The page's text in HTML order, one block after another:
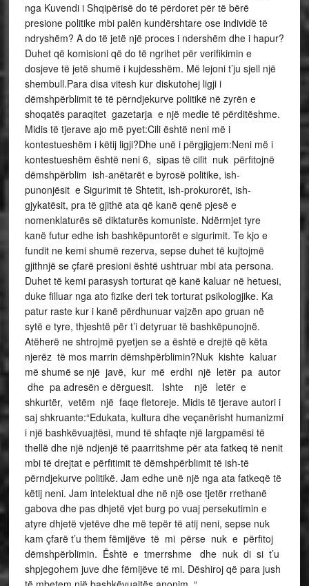
nga Kuvendi i Shqipërisë do të përdoret për të bërë
presione politike mbi palën kundërshtare ose individë të
ndryshëm? A do të jetë një proces i ndershëm dhe i hapur?
Duhet që komisioni që do të ngrihet për verifikimin e
dosjeve të jetë shumë i kujdesshëm. Më lejoni t’ju sjell një
shembull.Para disa vitesh kur diskutohej ligji i
dëmshpërblimit të të përndjekurve politikë në zyrën e
shoqatës paraqitet gazetarja e një medie të përditëshme.
Midis të tjerave ajo më pyet:Cili është neni më i
kontestueshëm i këtij ligji?Dhe unë i përgjigjem:Neni më i
kontestueshëm është neni 6, sipas të cilit nuk përfitojnë
dëmshpërblim ish-anëtarët e byrosë politike, ish-
punonjësit e Sigurimit të Shtetit, ish-prokurorët, ish-
gjykatësit, pra të gjithë ata që kanë qenë pjesë e
nomenklaturës së diktaturës komuniste. Ndërmjet tyre
kanë futur edhe ish bashkëpuntorët e sigurimit. Te kjo e
fundit ne kemi shumë rezerva, sepse duhet të kujtojmë
gjithnjë se çfarë presioni është ushtruar mbi ata persona.
Duhet të kemi parasysh torturat që kanë kaluar në hetuesi,
duke filluar nga ato fizike deri tek torturat psikologjike. Ka
patur raste kur i kanë përdhunuar vajzën apo gruan në
sytë e tyre, thjeshtë për t’i detyruar të bashkëpunojnë.
Atëherë ne shtrojmë pyetjen se a është e drejtë që këta
njerëz të mos marrin dëmshpërblimin?Nuk kishte kaluar
më shumë se një javë, kur më erdhi një letër pa autor
dhe pa adresën e dërguesit. Ishte një letër e
shkurtër, vetëm një faqe fletoreje. Midis të tjerave autori i
saj shkruante:“Edukata, kultura dhe veçanërisht humanizmi
i një bashkëvuajtësi, mund të shfaqte një largpamësi të
thellë dhe një ndjenjë të paarritshme për ata fatkeq të nenit
mbi të drejtat e përfitimit të dëmshpërblimit të ish-të
përndjekurve politikë. Jam edhe unë një nga ata fatkeqë të
këtij neni. Jam intelektual dhe në një ose tjetër rrethanë
gabova dhe pas dhjetë vjet burg po vuaj persekutimin e
atyre dhjetë vjetëve dhe më tepër të atij neni, sepse nuk
kam çfarë t’u them fëmijëve të mi përse nuk e përfitoj
dëmshpërblimin. Është e tmerrshme dhe nuk di si t’u
shpjegohem juve dhe fëmijëve të mi. Dëshiroj që para jush